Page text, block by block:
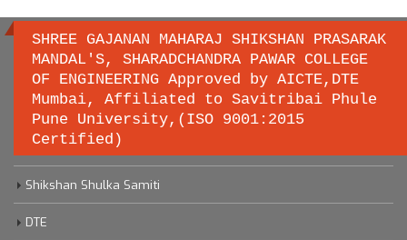
SHREE GAJANAN MAHARAJ SHIKSHAN PRASARAK
MANDAL'S, SHARADCHANDRA PAWAR COLLEGE
OF ENGINEERING Approved by AICTE,DTE
Mumbai, Affiliated to Savitribai Phule
Pune University,(ISO 9001:2015
Certified)
Important links
Savitribai Phule Pune University
Shikshan Shulka Samiti
DTE